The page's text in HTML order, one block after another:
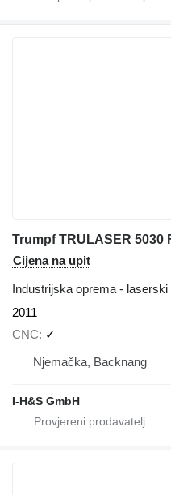
Trumpf TRULASER 5030
Cijena na upit
Industrijska oprema -
2011
CNC
✓
Njemačka, Backnang
I-H&S GmbH